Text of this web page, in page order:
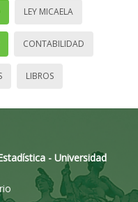
LEY MICAELA
CONTABILIDAD
LIBROS
- Universidad